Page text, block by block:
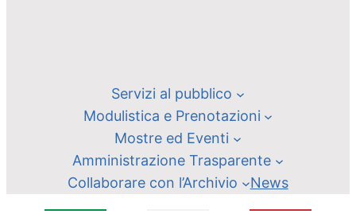
Servizi al pubblico
Modulistica e Prenotazioni
Mostre ed Eventi
Amministrazione Trasparente
Collaborare con l’Archivio
News